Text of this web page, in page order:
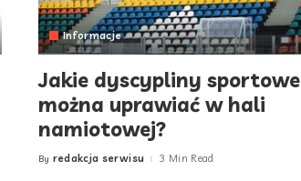
Informacje
Jakie dyscypliny sportowe
można uprawiać w hali
namiotowej?
Posted
By redakcja serwisu 3 Min Read